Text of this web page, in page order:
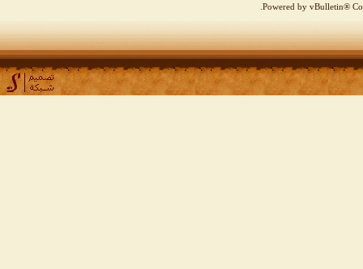
Powered by vBulletin®